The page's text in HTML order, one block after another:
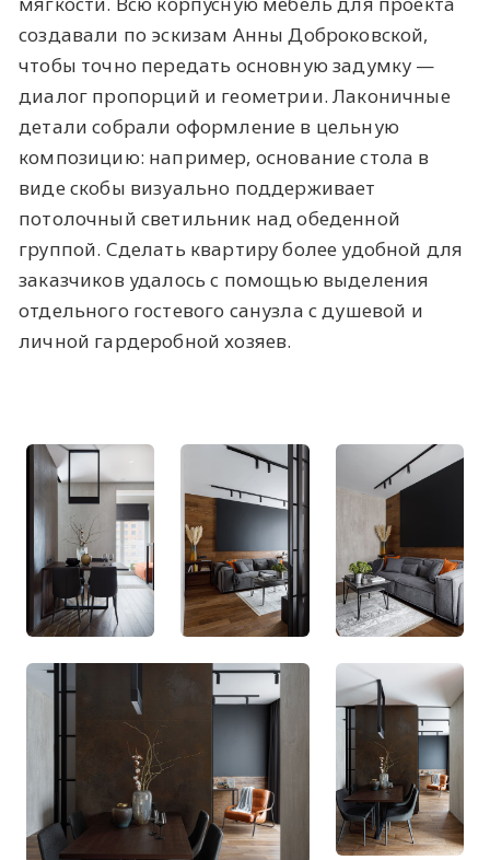
создавали по эскизам Анны Доброковской,
чтобы точно передать основную задумку —
диалог пропорций и геометрии. Лаконичные
детали собрали оформление в цельную
композицию: например, основание стола в
виде скобы визуально поддерживает
потолочный светильник над обеденной
группой. Сделать квартиру более удобной для
заказчиков удалось с помощью выделения
отдельного гостевого санузла с душевой и
личной гардеробной хозяев.